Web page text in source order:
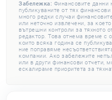
Забележка: Финансовите данни
публикуваните от тях
много редки случаи
или неточно извлечени, за
вътрешни контроли за тяхното
редактор. Това отнема време с
които всяка година се
ние поправяме
компании. Ако забележите
или в други финансови отчети,
ескалираме приоритета за